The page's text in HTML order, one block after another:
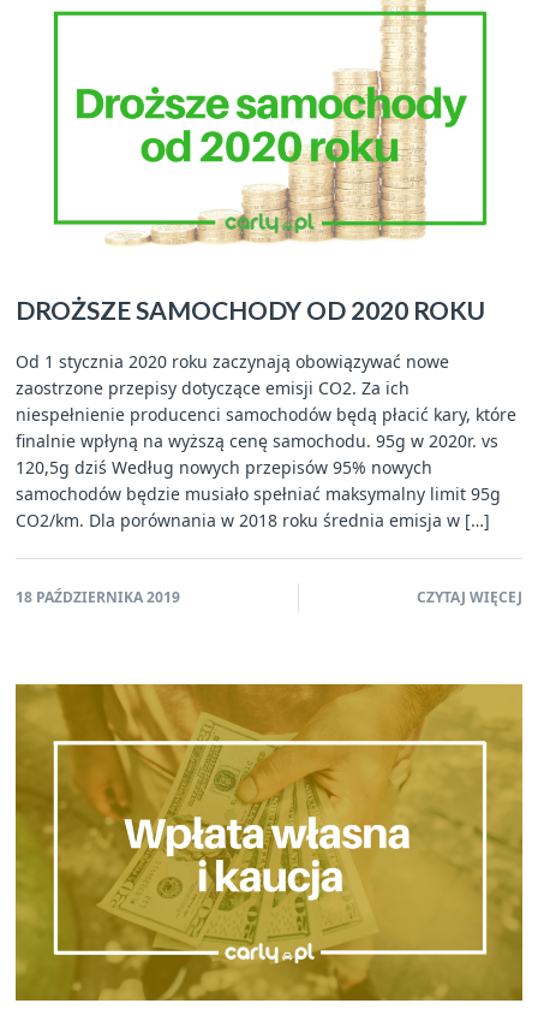
DROŻSZE SAMOCHODY OD 2020 ROKU
Od 1 stycznia 2020 roku zaczynają obowiązywać nowe
zaostrzone przepisy dotyczące emisji CO2. Za ich
niespełnienie producenci samochodów będą płacić kary, które
finalnie wpłyną na wyższą cenę samochodu. 95g w 2020r. vs
120,5g dziś Według nowych przepisów 95% nowych
samochodów będzie musiało spełniać maksymalny limit 95g
CO2/km. Dla porównania w 2018 roku średnia emisja w […]
18 PAŹDZIERNIKA 2019 CZYTAJ WIĘCEJ